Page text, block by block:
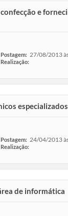
e
Postagem: 27/08/2013
Realização:
Postagem: 24/04/2013
Realização:
de informática